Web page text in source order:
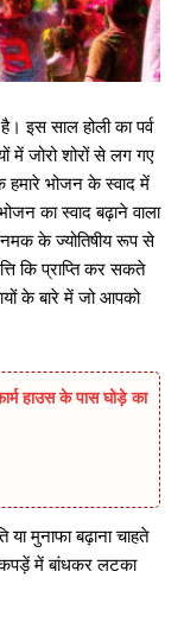
इस साल होली का पर्व
में जोरो शोरों से लग गए
भोजन के स्वाद में
का स्वाद बढ़ाने वाला
के ज्योतिषीय रूप से
कि प्राप्ति कर सकते
के बारे में जो आपको
हाउस के पास घोड़े का
या मुनाफा बढ़ाना चाहते
में बांधकर लटका